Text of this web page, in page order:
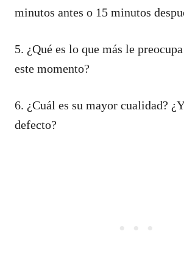
minutos antes o 15 minutos
5. ¿Qué es lo que más le
este momento?
6. ¿Cuál es su mayor cualidad?
defecto?